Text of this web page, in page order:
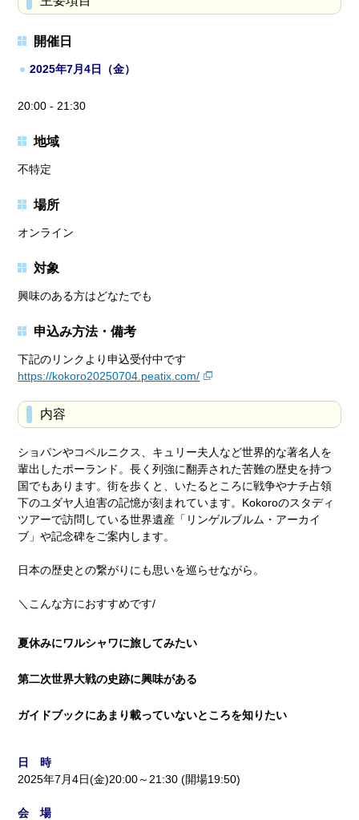
開催日
2025年7月4日（金）
20:00 - 21:30
地域
不特定
場所
オンライン
対象
興味のある方はどなたでも
申込み方法・備考
下記のリンクより申込受付中です
https://kokoro20250704.peatix.com/
内容
ショパンやコペルニクス、キュリー夫人など世界的な著名人を
輩出したポーランド。長く列強に翻弄された苦難の歴史を持つ
国でもあります。街を歩くと、いたるところに戦争やナチ占領
下のユダヤ人迫害の記憶が刻まれています。Kokoroのスタディ
ツアーで訪問している世界遺産「リンゲルブルム・アーカイ
ブ」や記念碑をご案内します。
日本の歴史との繋がりにも思いを巡らせながら。
＼こんな方におすすめです/
夏休みにワルシャワに旅してみたい
第二次世界大戦の史跡に興味がある
ガイドブックにあまり載っていないところを知りたい
日 時
2025年7月4日(金)20:00～21:30 (開場19:50)
会 場